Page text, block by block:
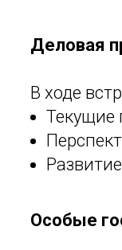
Деловая
В ходе
Текущие
Особые